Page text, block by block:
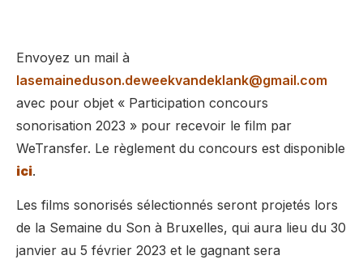
Envoyez un mail à
lasemaineduson.deweekvandeklank@gmail.com
avec pour objet « Participation concours
sonorisation 2023 » pour recevoir le film par
WeTransfer. Le règlement du concours est disponible
ici.
Les films sonorisés sélectionnés seront projetés lors
de la Semaine du Son à Bruxelles, qui aura lieu du 30
janvier au 5 février 2023 et le gagnant sera